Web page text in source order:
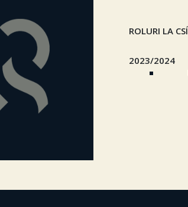
ROLURI LA
2023/2024